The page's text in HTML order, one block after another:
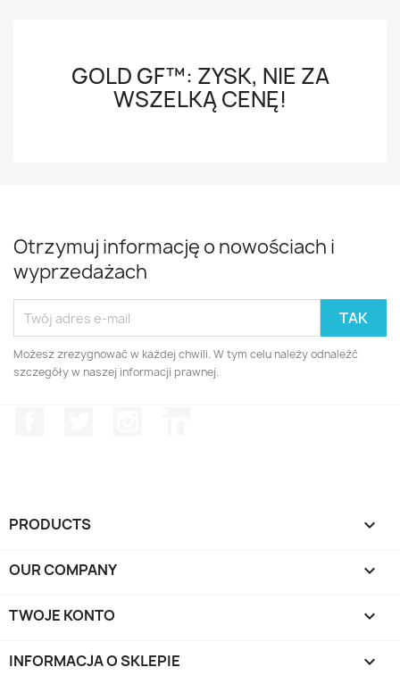
GOLD GF™: ZYSK, NIE ZA
WSZELKĄ CENĘ!
Otrzymuj informację o nowościach i
wyprzedażach
Możesz zrezygnować w każdej chwili. W tym celu należy odnaleźć
szczegóły w naszej informacji prawnej.
PRODUCTS 
OUR COMPANY 
TWOJE KONTO 
INFORMACJA O SKLEPIE keyboard_arrow_down